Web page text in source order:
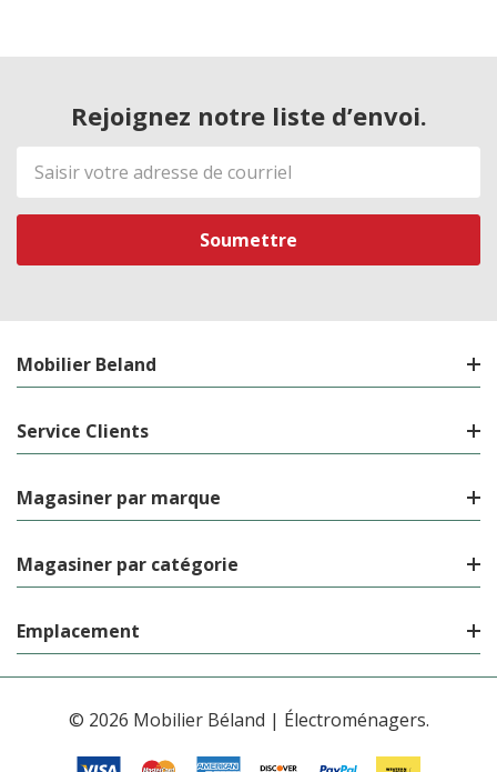
Rejoignez notre liste d’envoi.
Adresse
de
courriel
Mobilier Beland
Service Clients
Magasiner par marque
Magasiner par catégorie
Emplacement
© 2026 Mobilier Béland | Électroménagers.